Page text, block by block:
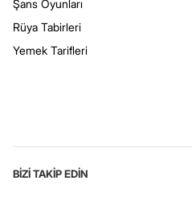
Şans Oyunları
Rüya Tabirleri
Yemek Tarifleri
BİZİ TAKİP EDİN